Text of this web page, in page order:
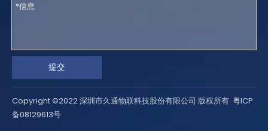
提交
Copyright ©2022 深圳市久通物联科技股份有限公司 版权所有 粤ICP
备08129613号